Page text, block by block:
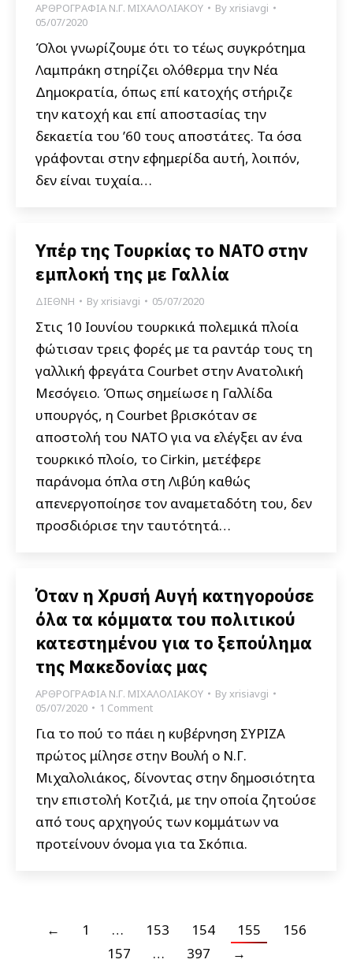
ΑΡΘΡΟΓΡΑΦΙΑ Ν.Γ. ΜΙΧΑΛΟΛΙΑΚΟΥ Byxrisiavgi
05/07/2020
Όλοι γνωρίζουμε ότι το τέως συγκρότημα
Λαμπράκη στηρίζει ολόθερμα την Νέα
Δημοκρατία, όπως επί κατοχής στήριζε
την κατοχή και επί αποστασίας την
δεκαετία του ’60 τους αποστάτες. Τα όσα
γράφονται στην εφημερίδα αυτή, λοιπόν,
δεν είναι τυχαία…
Υπέρ της Τουρκίας το ΝΑΤΟ στην
εμπλοκή της με Γαλλία
ΔΙΕΘΝΗ Byxrisiavgi 05/07/2020
Στις 10 Ιουνίου τουρκικά πολεμικά πλοία
φώτισαν τρεις φορές με τα ραντάρ τους τη
γαλλική φρεγάτα Courbet στην Ανατολική
Μεσόγειο. Όπως σημείωσε η Γαλλίδα
υπουργός, η Courbet βρισκόταν σε
αποστολή του ΝΑΤΟ για να ελέγξει αν ένα
τουρκικό πλοίο, το Cirkin, μετέφερε
παράνομα όπλα στη Λιβύη καθώς
απενεργοποίησε τον αναμεταδότη του, δεν
προσδιόρισε την ταυτότητά…
Όταν η Χρυσή Αυγή κατηγορούσε
όλα τα κόμματα του πολιτικού
κατεστημένου για το ξεπούλημα
της Μακεδονίας μας
ΑΡΘΡΟΓΡΑΦΙΑ Ν.Γ. ΜΙΧΑΛΟΛΙΑΚΟΥ Byxrisiavgi
05/07/2020
1 Comment
Για το πού το πάει η κυβέρνηση ΣΥΡΙΖΑ
πρώτος μίλησε στην Βουλή ο Ν.Γ.
Μιχαλολιάκος, δίνοντας στην δημοσιότητα
την επιστολή Κοτζιά, με την οποία ζητούσε
από τους αρχηγούς των κομμάτων να
προτείνουν όνομα για τα Σκόπια.
← 1 … 153 154 155
156
157
… 397 →